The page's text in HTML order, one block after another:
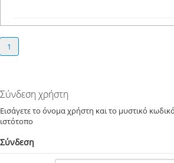
1
Σύνδεση χρήστη
Εισάγετε το όνομα χρήστη και το μυστικό
ιστότοπο
Σύνδεση